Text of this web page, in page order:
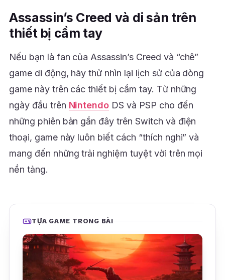
Assassin’s Creed và di sản trên
thiết bị cầm tay
Nếu bạn là fan của Assassin’s Creed và “chê”
game di động, hãy thử nhìn lại lịch sử của dòng
game này trên các thiết bị cầm tay. Từ những
ngày đầu trên Nintendo DS và PSP cho đến
những phiên bản gần đây trên Switch và điện
thoại, game này luôn biết cách “thích nghi” và
mang đến những trải nghiệm tuyệt vời trên mọi
nền tảng.
TỰA GAME TRONG BÀI